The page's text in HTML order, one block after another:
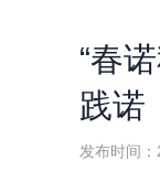
“春
践诺
发布时间